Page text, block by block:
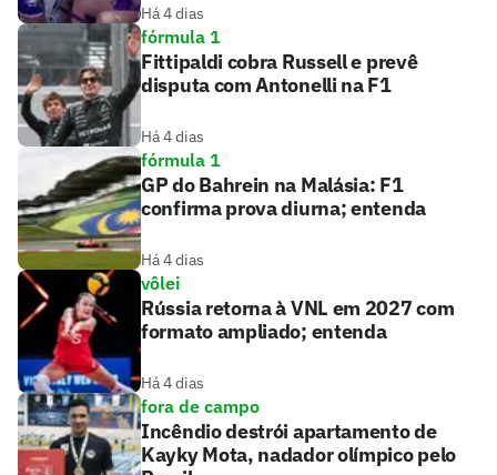
Há 4 dias
fórmula 1
Fittipaldi cobra Russell e prevê
disputa com Antonelli na F1
Há 4 dias
fórmula 1
GP do Bahrein na Malásia: F1
confirma prova diurna; entenda
Há 4 dias
vôlei
Rússia retorna à VNL em 2027 com
formato ampliado; entenda
Há 4 dias
fora de campo
Incêndio destrói apartamento de
Kayky Mota, nadador olímpico pelo